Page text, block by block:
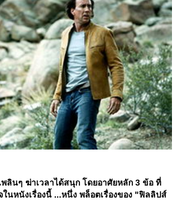
พลินๆ ฆ่าเวลาได้สนุก โดยอาศัยหลัก 3 ข้อ ที่
นหนังเรื่องนี้ ...หนึ่ง พล็อตเรื่องของ "ฟิลลิปส์